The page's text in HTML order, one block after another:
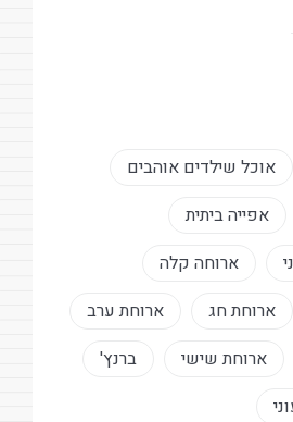
אוכל שילדים אוהבים
אפייה ביתית
ארוחה קלה
ארוחת חג
ארוחת ערב
ארוחת שישי
ברנץ'